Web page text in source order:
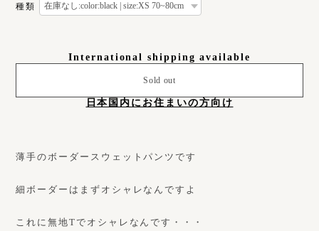
種類
International shipping available
Sold out
日本国内にお住まいの方向け
薄手のボーダースウェットパンツです
細ボーダーはまずオシャレなんですよ
これに無地Tでオシャレなんです・・・